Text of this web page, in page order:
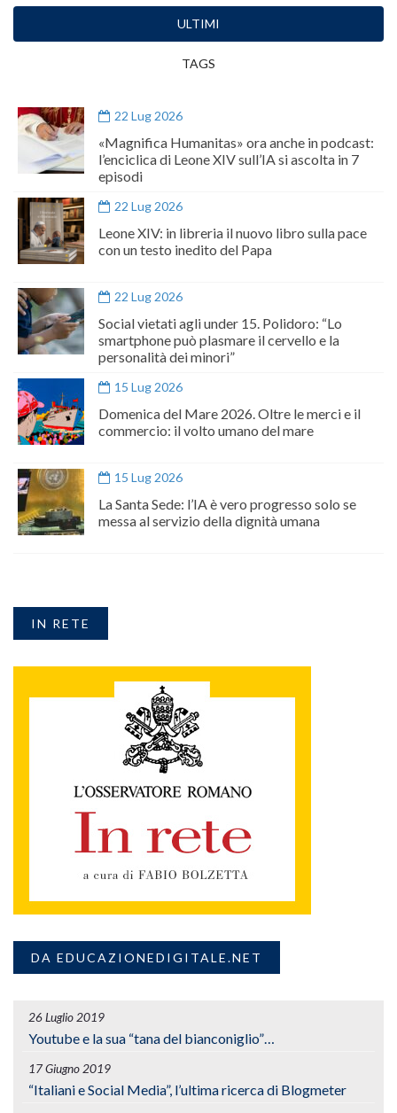
ULTIMI
TAGS
22 Lug 2026
«Magnifica Humanitas» ora anche in podcast:
l’enciclica di Leone XIV sull’IA si ascolta in 7
episodi
22 Lug 2026
Leone XIV: in libreria il nuovo libro sulla pace
con un testo inedito del Papa
22 Lug 2026
Social vietati agli under 15. Polidoro: “Lo
smartphone può plasmare il cervello e la
personalità dei minori”
15 Lug 2026
Domenica del Mare 2026. Oltre le merci e il
commercio: il volto umano del mare
15 Lug 2026
La Santa Sede: l’IA è vero progresso solo se
messa al servizio della dignità umana
IN RETE
DA EDUCAZIONEDIGITALE.NET
26 Luglio 2019
Youtube e la sua “tana del bianconiglio”…
17 Giugno 2019
“Italiani e Social Media”, l’ultima ricerca di Blogmeter